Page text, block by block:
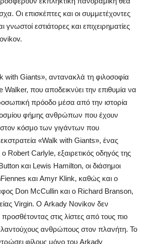
Οι επισκέπτες και οι συμμετέχοντες
γνωστοί εστιάτορες και επιχειρηματίες
with Giants», αντανακλά τη φιλοσοφία
που αποδεικνύει την επιθυμία να
πρόοδο μέσα από την ιστορία
φήμης ανθρώπων που έχουν
κόσμο των γιγάντων που
«Walk with Giants», ένας
Robert Carlyle, εξαιρετικός οδηγός της
και Lewis Hamilton, οι διάσημοι
και Amyr Klink, καθώς και ο
Don McCullin και ο Richard Branson,
Virgin. Ο Arkady Novikov δεν
στις λίστες από τους πιο
ανθρώπους στον πλανήτη. Το
φίλους μόνο του Arkady